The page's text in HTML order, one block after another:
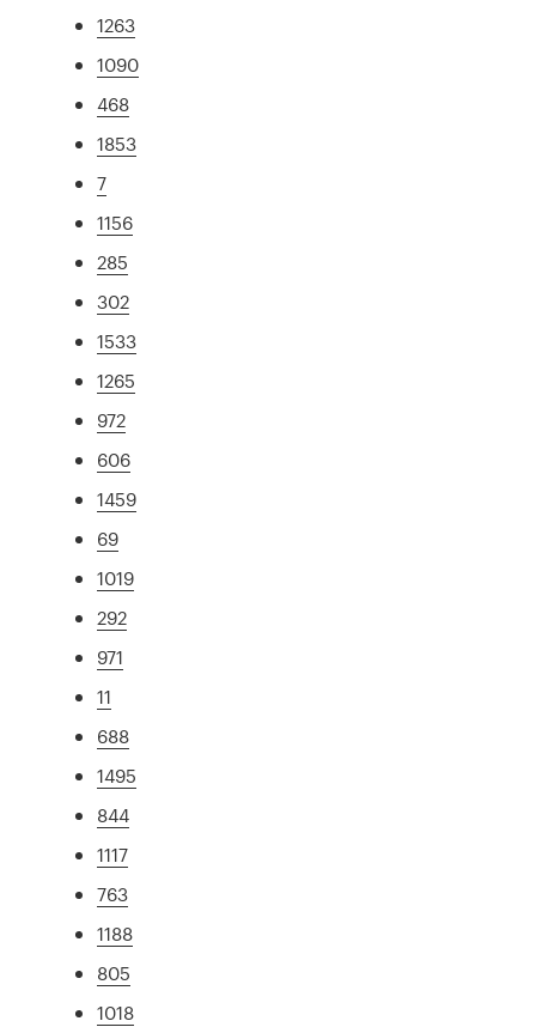
1263
1090
468
1853
7
1156
285
302
1533
1265
972
606
1459
69
1019
292
971
11
688
1495
844
1117
763
1188
805
1018